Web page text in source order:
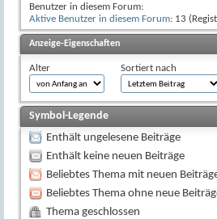
Benutzer in diesem Forum:
Aktive Benutzer in diesem Forum: 13
Anzeige-Eigenschaften
Alter Sortiert nach
Symbol-Legende
Enthält ungelesene Beiträge
Enthält keine neuen Beiträge
Beliebtes Thema mit neuen
Beliebtes Thema ohne neue
Thema geschlossen